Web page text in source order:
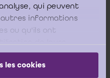
qui peuvent
informations
ou qu'ils ont
les cookies
souhaite attirer
d’utilisation de la
décrite, l’ICCI part du
question n’est pas